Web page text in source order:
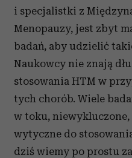
i specjalistki z
Menopauzy, jest zbyt
badań, aby udzielić
Naukowcy nie znają
stosowania HTM w
tych chorób. Wiele
w toku,
wytyczne do
dziś wiemy po prostu za